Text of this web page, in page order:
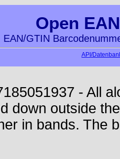
Open
EAN/GTIN
API/
- All
down outside
in bands. The